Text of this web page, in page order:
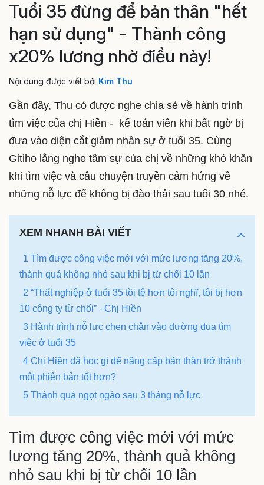
Tuổi 35 đừng để bản thân "hết
hạn sử dụng" - Thành công
x20% lương nhờ điều này!
Nội dung được viết bởi Kim Thu
Gần đây, Thu có được nghe chia sẻ về hành trình
tìm việc của chị Hiền - kế toán viên khi bất ngờ bị
đưa vào diện cắt giảm nhân sự ở tuổi 35. Cùng
Gitiho lắng nghe tâm sự của chị về những khó khăn
khi tìm việc và câu chuyện truyền cảm hứng về
những nỗ lực để không bị đào thải sau tuổi 30 nhé.
XEM NHANH BÀI VIẾT
1 Tìm được công việc mới với mức lương tăng 20%,
thành quả không nhỏ sau khi bị từ chối 10 lần
2 “Thất nghiệp ở tuổi 35 tồi tệ hơn tôi nghĩ, tôi bị hơn
10 công ty từ chối” - Chị Hiền
3 Hành trình nỗ lực chen chân vào đường đua tìm
việc ở tuổi 35
4 Chị Hiền đã học gì để nâng cấp bản thân trở thành
một phiên bản tốt hơn?
5 Thành quả ngọt ngào sau 3 tháng nỗ lực
Tìm được công việc mới với mức
lương tăng 20%, thành quả không
nhỏ sau khi bị từ chối 10 lần